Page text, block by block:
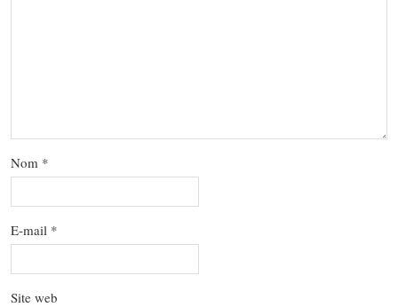
Nom *
E-mail *
Site web